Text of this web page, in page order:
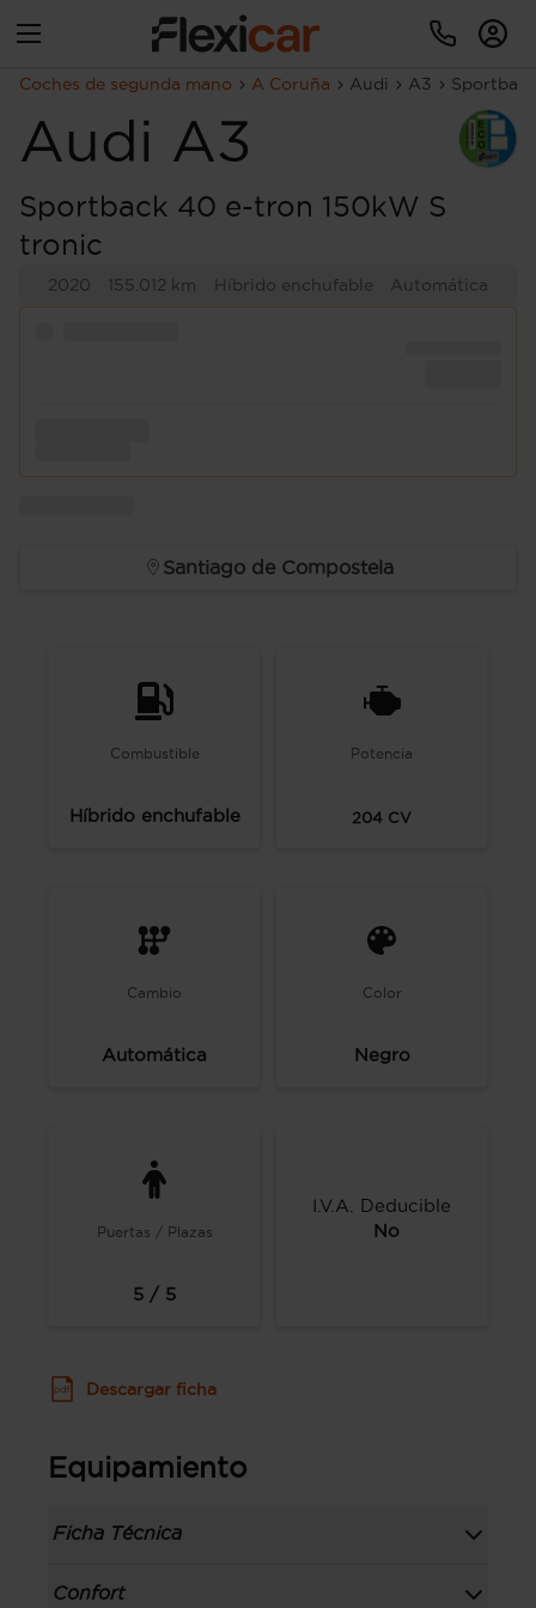
Coches de segunda mano A Coruña Audi A3
Audi A3
Sportback 40 e-tron 150kW S
tronic
2020 155.012 km Híbrido enchufable Automática
Santiago de Compostela
Combustible
Híbrido enchufable
Potencia
204 CV
Cambio
Automática
Color
Negro
Puertas / Plazas
5 / 5
I.V.A. Deducible
No
Descargar ficha
Equipamiento
Ficha Técnica
Información de la versión: número última
Confort